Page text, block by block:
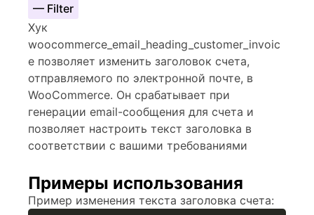
— Filter
Хук
woocommerce_email_heading_customer_invoic
e позволяет изменить заголовок счета,
отправляемого по электронной почте, в
WooCommerce. Он срабатывает при
генерации email-сообщения для счета и
позволяет настроить текст заголовка в
соответствии с вашими требованиями
Примеры использования
Пример изменения текста заголовка счета: